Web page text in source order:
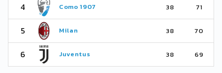
4 Como 1907 38 71
5 Milan 38 70
6 Juventus 38 69